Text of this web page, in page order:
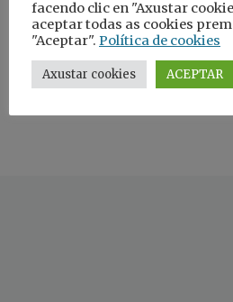
acolledora é axudar a outras familias.
facendo clic en "Axustar
aceptar todas as cookies
"Aceptar". Política de cookies
Axustar cookies ACEPTAR